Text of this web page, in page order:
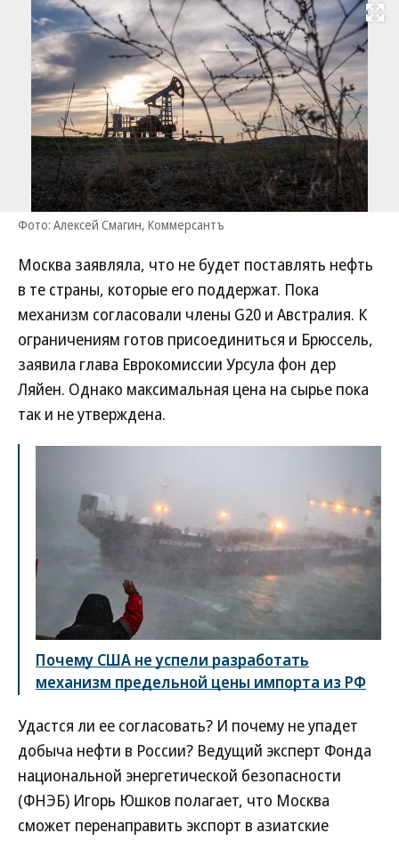
Развернуть
Фото: Алексей Смагин, Коммерсантъ
Москва заявляла, что не будет поставлять нефть
в те страны, которые его поддержат. Пока
механизм согласовали члены G20 и Австралия. К
ограничениям готов присоединиться и Брюссель,
заявила глава Еврокомиссии Урсула фон дер
Ляйен. Однако максимальная цена на сырье пока
так и не утверждена.
Почему США не успели разработать
механизм предельной цены импорта из РФ
Удастся ли ее согласовать? И почему не упадет
добыча нефти в России? Ведущий эксперт Фонда
национальной энергетической безопасности
(ФНЭБ) Игорь Юшков полагает, что Москва
сможет перенаправить экспорт в азиатские